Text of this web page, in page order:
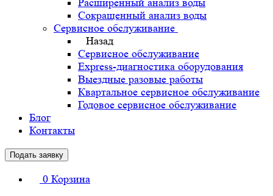
Расширенный анализ воды
Сокращенный анализ воды
Сервисное обслуживание
Назад
Сервисное обслуживание
Express-диагностика оборудования
Выездные разовые работы
Квартальное сервисное обслуживание
Годовое сервисное обслуживание
Блог
Контакты
Подать заявку
0 Корзина